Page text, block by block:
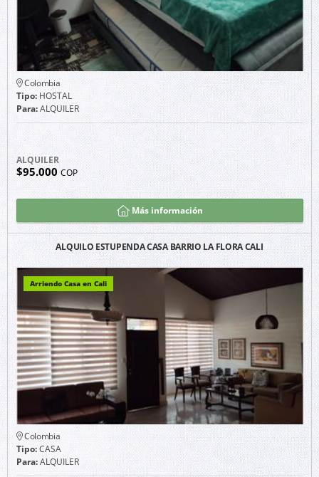
Colombia
Tipo:HOSTAL
Para:ALQUILER
ALQUILER
$95.000 COP
Más información
ALQUILO ESTUPENDA CASA BARRIO LA FLORA CALI
Arriendo Casa en Cali
Colombia
Tipo:CASA
Para:ALQUILER